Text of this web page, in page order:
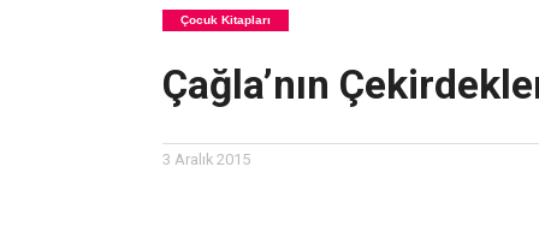
Çocuk Kitapları
Çağla’nın
3 Aralık 2015